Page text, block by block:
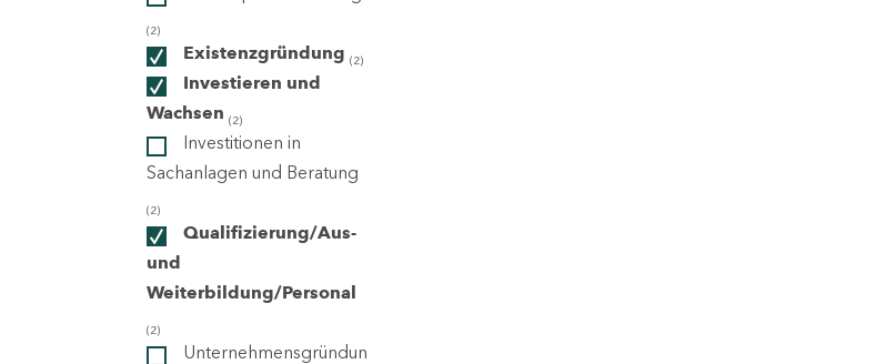
(2)
Existenzgründung (2)
Investieren und
Wachsen (2)
Investitionen in
Sachanlagen und Beratung
(2)
Qualifizierung/Aus-
und
Weiterbildung/Personal
(2)
Unternehmensgründun